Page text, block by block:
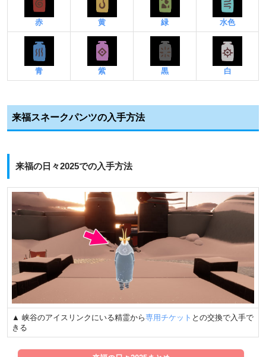
赤 黄 緑 水色
青 紫 黒 白
来福スネークパンツの入手方法
来福の日々2025での入手方法
▲ 峡谷のアイスリンクにいる精霊から専用チケット との交換で入手で
きる